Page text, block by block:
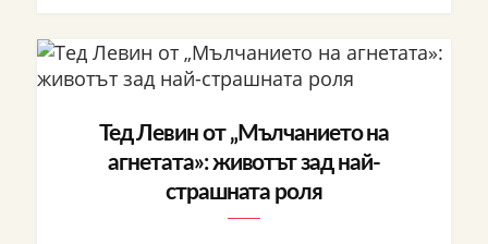
Тед Левин от „Мълчанието на
агнетата»: животът зад най-
страшната роля